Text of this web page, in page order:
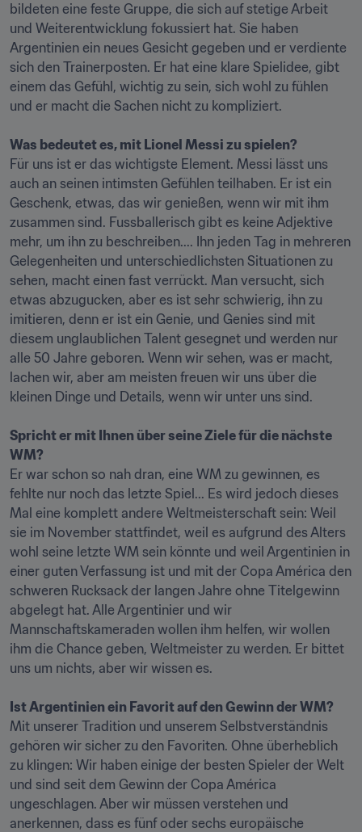
bildeten eine feste Gruppe, die sich auf stetige Arbeit
und Weiterentwicklung fokussiert hat. Sie haben
Argentinien ein neues Gesicht gegeben und er verdiente
sich den Trainerposten. Er hat eine klare Spielidee, gibt
einem das Gefühl, wichtig zu sein, sich wohl zu fühlen
und er macht die Sachen nicht zu kompliziert.
Was bedeutet es, mit Lionel Messi zu spielen?
Für uns ist er das wichtigste Element. Messi lässt uns
auch an seinen intimsten Gefühlen teilhaben. Er ist ein
Geschenk, etwas, das wir genießen, wenn wir mit ihm
zusammen sind. Fussballerisch gibt es keine Adjektive
mehr, um ihn zu beschreiben.... Ihn jeden Tag in mehreren
Gelegenheiten und unterschiedlichsten Situationen zu
sehen, macht einen fast verrückt. Man versucht, sich
etwas abzugucken, aber es ist sehr schwierig, ihn zu
imitieren, denn er ist ein Genie, und Genies sind mit
diesem unglaublichen Talent gesegnet und werden nur
alle 50 Jahre geboren. Wenn wir sehen, was er macht,
lachen wir, aber am meisten freuen wir uns über die
kleinen Dinge und Details, wenn wir unter uns sind.
Spricht er mit Ihnen über seine Ziele für die nächste
WM?
Er war schon so nah dran, eine WM zu gewinnen, es
fehlte nur noch das letzte Spiel... Es wird jedoch dieses
Mal eine komplett andere Weltmeisterschaft sein: Weil
sie im November stattfindet, weil es aufgrund des Alters
wohl seine letzte WM sein könnte und weil Argentinien in
einer guten Verfassung ist und mit der Copa América den
schweren Rucksack der langen Jahre ohne Titelgewinn
abgelegt hat. Alle Argentinier und wir
Mannschaftskameraden wollen ihm helfen, wir wollen
ihm die Chance geben, Weltmeister zu werden. Er bittet
uns um nichts, aber wir wissen es.
Ist Argentinien ein Favorit auf den Gewinn der WM?
Mit unserer Tradition und unserem Selbstverständnis
gehören wir sicher zu den Favoriten. Ohne überheblich
zu klingen: Wir haben einige der besten Spieler der Welt
und sind seit dem Gewinn der Copa América
ungeschlagen. Aber wir müssen verstehen und
anerkennen, dass es fünf oder sechs europäische